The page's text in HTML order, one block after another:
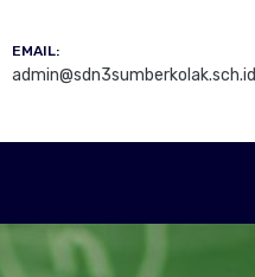
EMAIL:
admin@sdn3sumberkolak.sch.id